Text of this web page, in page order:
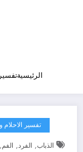
الرئيسية
تفسير الاحلام
الذباب, الفرد, الفم,